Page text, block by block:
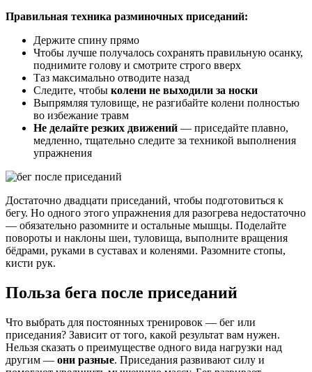
Правильная техника разминочных приседаний:
Держите спину прямо
Чтобы лучше получалось сохранять правильную осанку,
поднимите голову и смотрите строго вверх
Таз максимально отводите назад
Следите, чтобы колени не выходили за носки
Выпрямляя туловище, не разгибайте колени полностью
во избежание травм
Не делайте резких движений — приседайте плавно,
медленно, тщательно следите за техникой выполнения
упражнения
Достаточно двадцати приседаний, чтобы подготовиться к
бегу. Но одного этого упражнения для разогрева недостаточно
— обязательно разомните и остальные мышцы. Поделайте
повороты и наклоны шеи, туловища, выполните вращения
бёдрами, руками в суставах и коленями. Разомните стопы,
кисти рук.
Польза бега после приседаний
Что выбрать для постоянных тренировок — бег или
приседания? Зависит от того, какой результат вам нужен.
Нельзя сказать о преимуществе одного вида нагрузки над
другим — они разные. Приседания развивают силу и